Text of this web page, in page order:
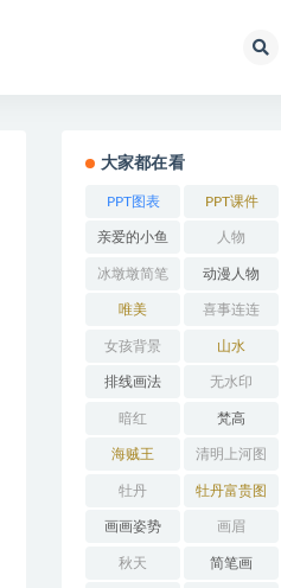
大家都在看
PPT图表 PPT课件
亲爱的小鱼 人物
冰墩墩简笔
画
动漫人物
唯美 喜事连连
女孩背景 山水
排线画法 无水印
暗红 梵高
海贼王 清明上河图
牡丹 牡丹富贵图
画画姿势 画眉
秋天 简笔画